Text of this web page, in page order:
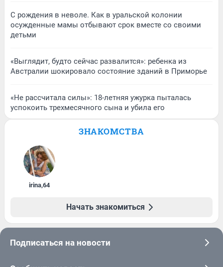
С рождения в неволе. Как в уральской колонии
осужденные мамы отбывают срок вместе со своими
детьми
«Выглядит, будто сейчас развалится»: ребенка из
Австралии шокировало состояние зданий в Приморье
«Не рассчитала силы»: 18-летняя ужурка пыталась
успокоить трехмесячного сына и убила его
ЗНАКОМСТВА
irina,64
Начать знакомиться
Подписаться на новости